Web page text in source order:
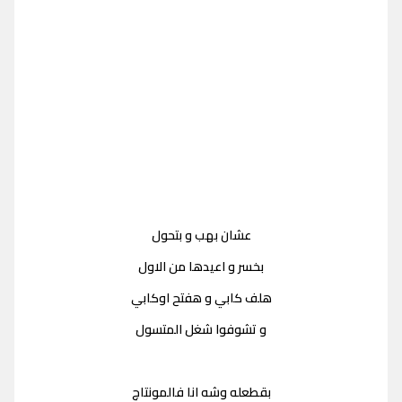
عشان بهب و بتحول
بخسر و اعيدها من الاول
هلف كابي و هفتح اوكابي
و تشوفوا شغل المتسول
بقطعله وشه انا فالمونتاچ